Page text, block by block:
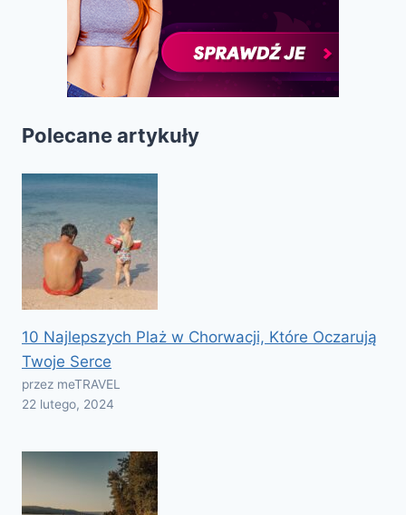
Polecane artykuły
10 Najlepszych Plaż w Chorwacji, Które Oczarują
Twoje Serce
przez meTRAVEL
22 lutego, 2024